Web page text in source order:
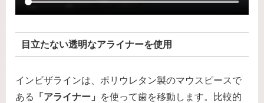
目立たない透明なアライナーを使用
インビザラインは、ポリウレタン製のマウスピースで
ある
「アライナー」
を使って歯を移動します。比較的